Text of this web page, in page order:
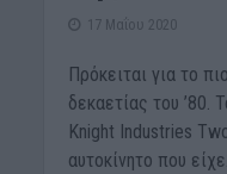
17 Μαΐου 2020
Πρόκειται για το
δεκαετίας του ’80.
Knight Industries
αυτοκίνητο που